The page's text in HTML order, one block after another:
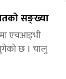
सङ्ख्या
एचआइभी
छ । चालु